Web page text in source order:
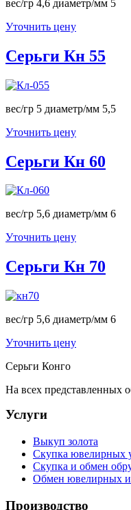
вес/гр 4,6 диаметр/мм 5
Уточнить цену
Серьги Кн 55
вес/гр 5 диаметр/мм 5,5
Уточнить цену
Серьги Кн 60
вес/гр 5,6 диаметр/мм 6
Уточнить цену
Серьги Кн 70
вес/гр 5,6 диаметр/мм 6
Уточнить цену
Серьги Конго
На всех представленных
Услуги
Выкуп золота
Скупка ювелирных
Скупка и обмен
Обмен ювелирных
Производство